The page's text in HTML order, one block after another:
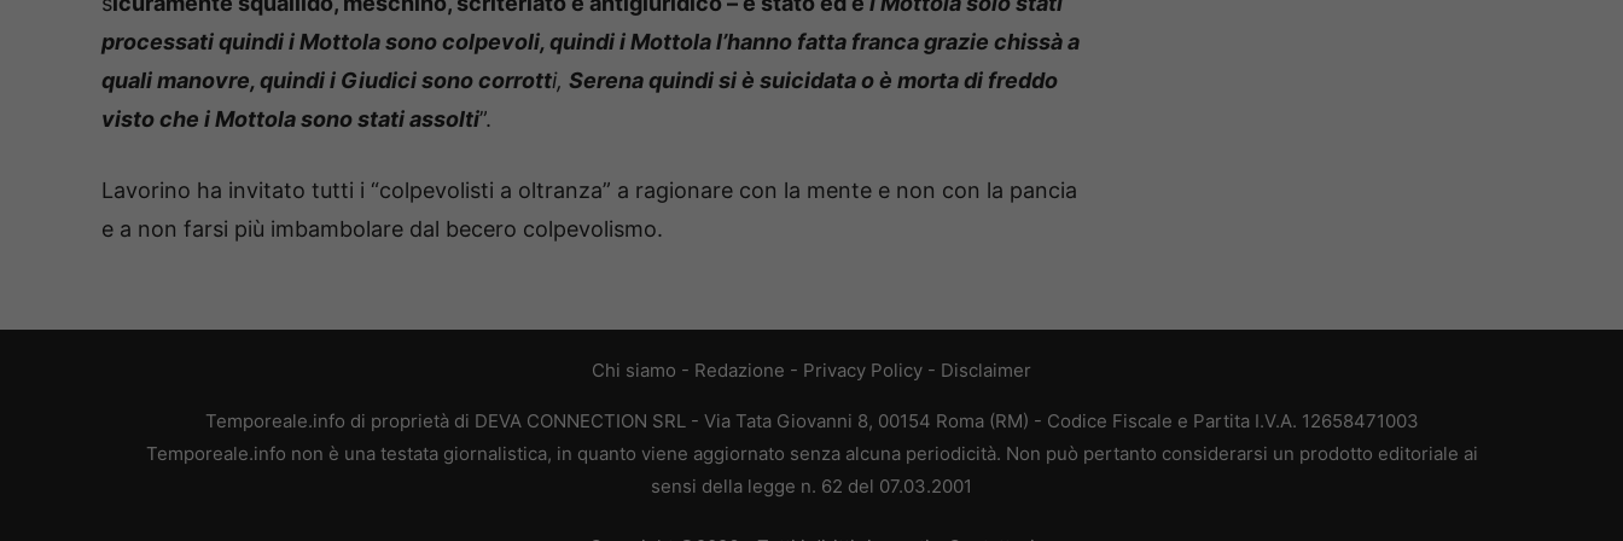
processati quindi i Mottola sono colpevoli, quindi i Mottola l’hanno fatta franca grazie chissà a
quali manovre, quindi i Giudici sono corrotti, Serena quindi si è suicidata o è morta di freddo
visto che i Mottola sono stati assolti”.
Lavorino ha invitato tutti i “colpevolisti a oltranza” a ragionare con la mente e non con la pancia
e a non farsi più imbambolare dal becero colpevolismo.
Chi siamo - Redazione - Privacy Policy - Disclaimer
Temporeale.info di proprietà di DEVA CONNECTION SRL - Via Tata Giovanni 8, 00154 Roma (RM) - Codice Fiscale e Partita I.V.A. 12658471003
Temporeale.info non è una testata giornalistica, in quanto viene aggiornato senza alcuna periodicità. Non può pertanto considerarsi un prodotto editoriale ai
sensi della legge n. 62 del 07.03.2001